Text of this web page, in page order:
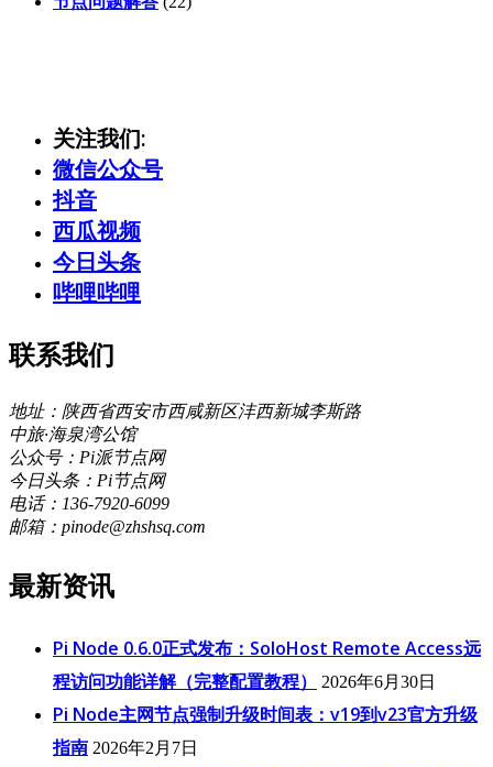
关注我们:
微信公众号
抖音
西瓜视频
今日头条
哔哩哔哩
联系我们
地址：陕西省西安市西咸新区沣西新城李斯路
中旅·海泉湾公馆
公众号：Pi派节点网
今日头条：Pi节点网
电话：136-7920-6099
邮箱：pinode@zhshsq.com
最新资讯
Pi Node 0.6.0正式发布：SoloHost Remote Access远
程访问功能详解（完整配置教程）
2026年6月30日
Pi Node主网节点强制升级时间表：v19到v23官方升级
指南 2026年2月7日